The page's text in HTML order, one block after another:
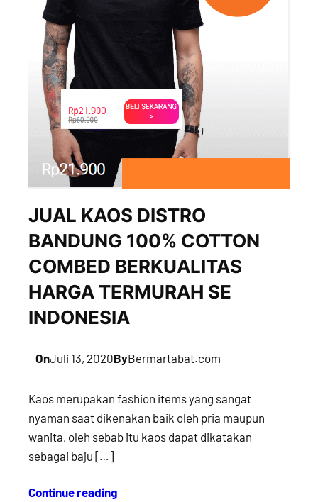
JUAL KAOS DISTRO
BANDUNG 100% COTTON
COMBED BERKUALITAS
HARGA TERMURAH SE
INDONESIA
OnJuli 13, 2020ByBermartabat.com
Kaos merupakan fashion items yang sangat
nyaman saat dikenakan baik oleh pria maupun
wanita, oleh sebab itu kaos dapat dikatakan
sebagai baju […]
Continue reading